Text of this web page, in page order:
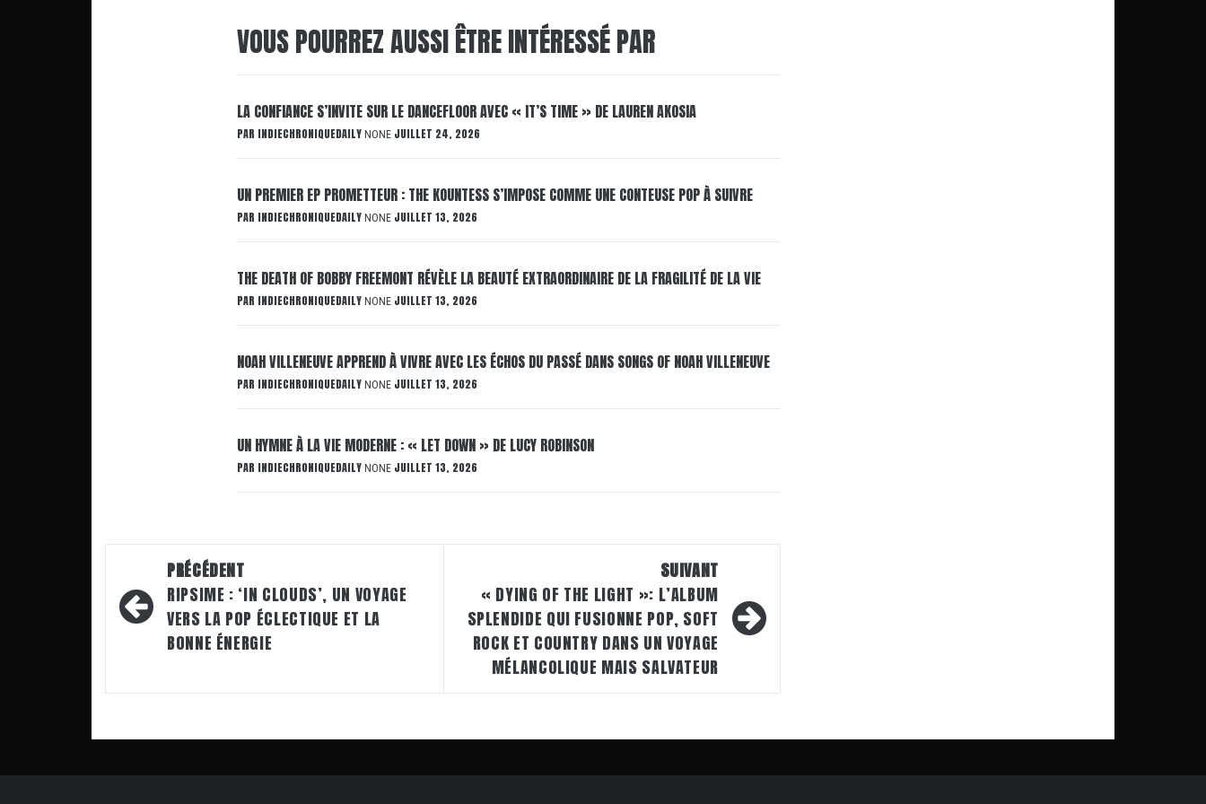
VOUS POURREZ AUSSI ÊTRE INTÉRESSÉ PAR
LA CONFIANCE S’INVITE SUR LE DANCEFLOOR AVEC « IT’S TIME » DE LAUREN AKOSIA
PAR INDIECHRONIQUEDAILY NONE JUILLET 24, 2026
UN PREMIER EP PROMETTEUR : THE KOUNTESS S’IMPOSE COMME UNE CONTEUSE POP À SUIVRE
PAR INDIECHRONIQUEDAILY NONE JUILLET 13, 2026
THE DEATH OF BOBBY FREEMONT RÉVÈLE LA BEAUTÉ EXTRAORDINAIRE DE LA FRAGILITÉ DE LA VIE
PAR INDIECHRONIQUEDAILY NONE JUILLET 13, 2026
NOAH VILLENEUVE APPREND À VIVRE AVEC LES ÉCHOS DU PASSÉ DANS SONGS OF NOAH VILLENEUVE
PAR INDIECHRONIQUEDAILY NONE JUILLET 13, 2026
UN HYMNE À LA VIE MODERNE : « LET DOWN » DE LUCY ROBINSON
PAR INDIECHRONIQUEDAILY NONE JUILLET 13, 2026
Navigation
d’article
PRÉCÉDENT
RIPSIME : ‘IN CLOUDS’, UN VOYAGE
VERS LA POP ÉCLECTIQUE ET LA
BONNE ÉNERGIE
SUIVANT
« DYING OF THE LIGHT »: L’ALBUM
SPLENDIDE QUI FUSIONNE POP, SOFT
ROCK ET COUNTRY DANS UN VOYAGE
MÉLANCOLIQUE MAIS SALVATEUR